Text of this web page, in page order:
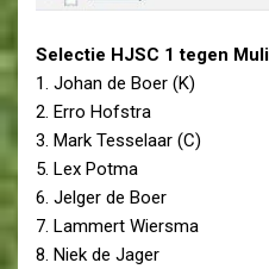
Selectie HJSC 1 tegen
1. Johan de Boer (K)
2. Erro Hofstra
3. Mark Tesselaar (C)
5. Lex Potma
6. Jelger de Boer
7. Lammert Wiersma
8. Niek de Jager